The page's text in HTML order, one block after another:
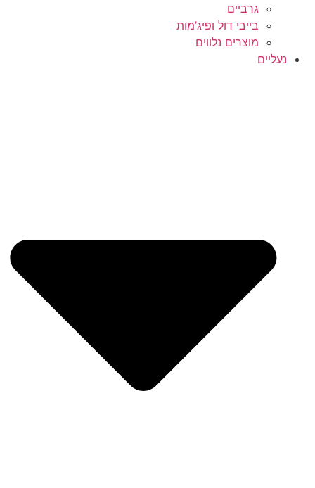
גרביים
בייבי דול ופיג’מות
מוצרים נלווים
נעליים